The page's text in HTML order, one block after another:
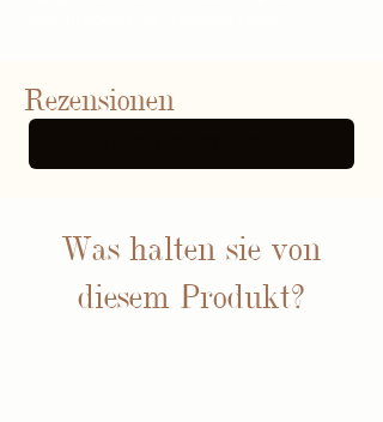
Rezensionen
Was halten sie von
diesem Produkt?